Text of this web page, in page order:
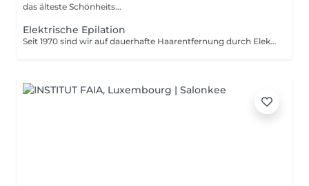
das älteste Schönheits...
Elektrische Epilation
Seit 1970 sind wir auf dauerhafte Haarentfernung durch Elektrolyse spezialisiert. Diese Methode der dauerhaften Haarentfernung ist unumstritten. Die Elektrolyse ermöglicht die dauerhafte Entfernung der für das Haarwachstum verantwortlichen Zellen, indem ein Filament in den Haarfollikel eingeführt wird und ein Hochgeschwindigkeitsstrom angelegt wird, der auf das Haar und die Zielregion abgestimmt ist. Alle Haut- und Haarfarben sowie alle Regionen können effizient und ohne Kompromisse behandelt werden.